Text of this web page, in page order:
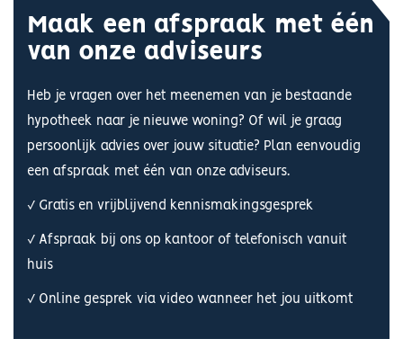
Maak een afspraak met één
van onze adviseurs
Heb je vragen over het meenemen van je bestaande
hypotheek naar je nieuwe woning? Of wil je graag
persoonlijk advies over jouw situatie? Plan eenvoudig
een afspraak met één van onze adviseurs.
✓ Gratis en vrijblijvend kennismakingsgesprek
✓ Afspraak bij ons op kantoor of telefonisch vanuit
huis
✓ Online gesprek via video wanneer het jou uitkomt